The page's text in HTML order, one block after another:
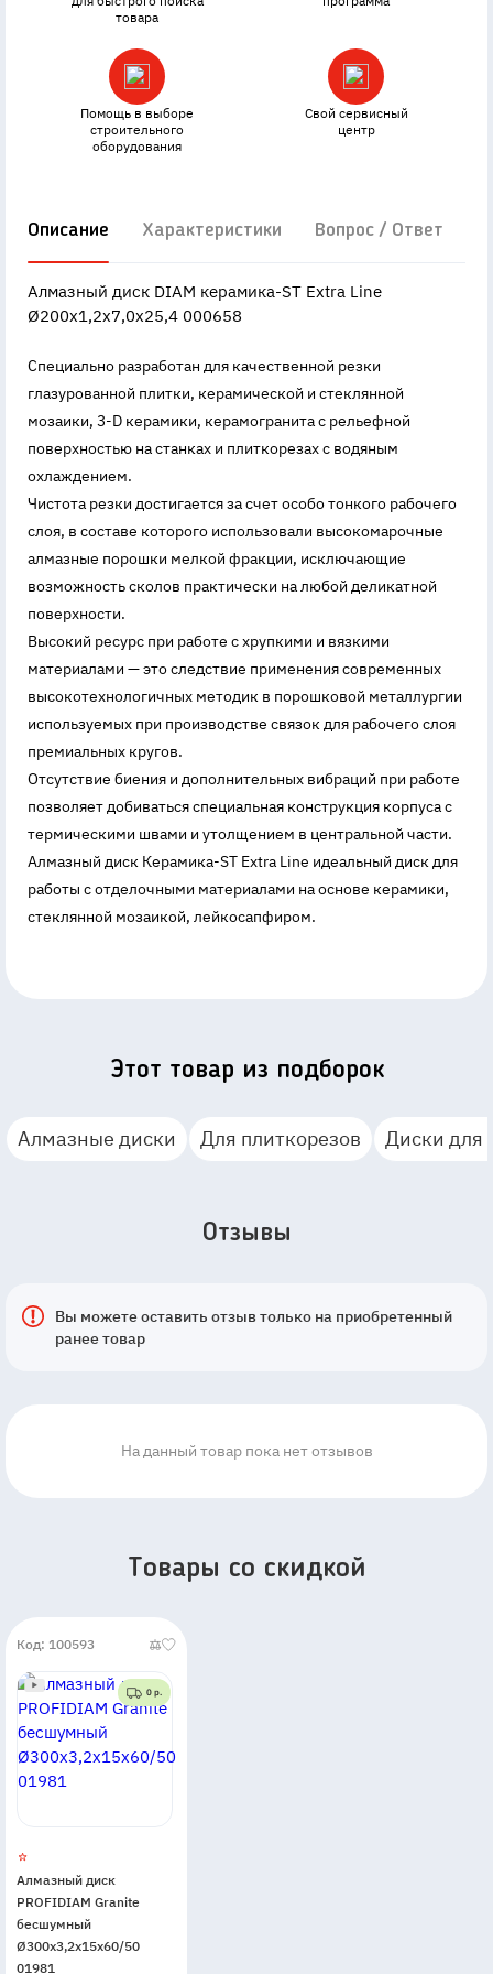
товара
Помощь в выборе
строительного
оборудования
Свой сервисный
центр
Описание Характеристики Вопрос / Ответ
Алмазный диск DIAM керамика-ST Extra Line
Ø200x1,2x7,0x25,4 000658
Специально разработан для качественной резки
глазурованной плитки, керамической и стеклянной
мозаики, 3-D керамики, керамогранита с рельефной
поверхностью на станках и плиткорезах с водяным
охлаждением.
Чистота резки достигается за счет особо тонкого рабочего
слоя, в составе которого использовали высокомарочные
алмазные порошки мелкой фракции, исключающие
возможность сколов практически на любой деликатной
поверхности.
Высокий ресурс при работе с хрупкими и вязкими
материалами — это следствие применения современных
высокотехнологичных методик в порошковой металлургии
используемых при производстве связок для рабочего слоя
премиальных кругов.
Отсутствие биения и дополнительных вибраций при работе
позволяет добиваться специальная конструкция корпуса с
термическими швами и утолщением в центральной части.
Алмазный диск Керамика-ST Extra Line идеальный диск для
работы с отделочными материалами на основе керамики,
стеклянной мозаикой, лейкосапфиром.
Этот товар из подборок
Алмазные диски Для плиткорезов Диски для
Отзывы
Вы можете оставить отзыв только на приобретенный
ранее товар
На данный товар пока нет отзывов
Товары со скидкой
Код: 100593
0 р.
Алмазный диск
PROFIDIAM Granite
бесшумный
Ø300x3,2x15x60/50
01981